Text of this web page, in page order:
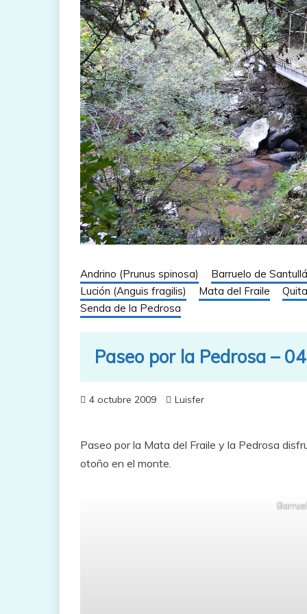
Andrino (Prunus spinosa) Barruelo de
Lución (Anguis fragilis)
Mata del Fraile
Senda de la Pedrosa
Paseo por la Pedrosa –
4 octubre 2009 Luisfer
Paseo por la Mata del Fraile y la Pedrosa
otoño en el monte.